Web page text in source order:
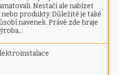
Nestačí ale nabízet
produkty. Důležité je také
navenek. Právě zde hraje